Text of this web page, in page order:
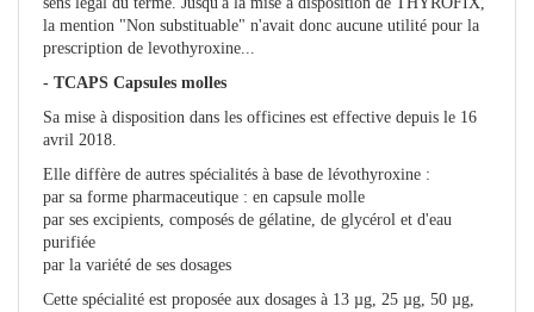
la mention "Non substituable" n'avait donc aucune utilité pour la
prescription de levothyroxine...
- TCAPS Capsules molles
Sa mise à disposition dans les officines est effective depuis le 16
avril 2018.
Elle diffère de autres spécialités à base de lévothyroxine :
par sa forme pharmaceutique : en capsule molle
par ses excipients, composés de gélatine, de glycérol et d'eau
purifiée
par la variété de ses dosages
Cette spécialité est proposée aux dosages à 13 µg, 25 µg, 50 µg,